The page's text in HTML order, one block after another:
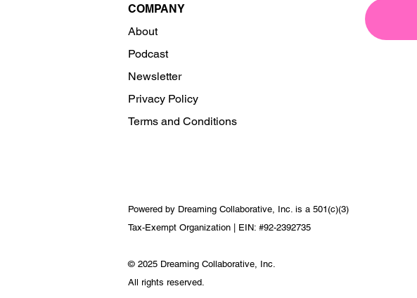
COMPANY
About
Podcast
Newsletter
Privacy Policy
Terms and Conditions
Powered by Dreaming Collaborative, Inc. is a 501(c)(3)
Tax-Exempt Organization | EIN: #92-2392735
© 2025 Dreaming Collaborative, Inc.
All rights reserved.